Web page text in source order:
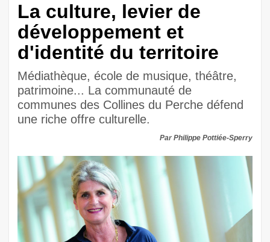
La culture, levier de
développement et
d'identité du territoire
Médiathèque, école de musique, théâtre,
patrimoine... La communauté de
communes des Collines du Perche défend
une riche offre culturelle.
Par Philippe Pottiée-Sperry